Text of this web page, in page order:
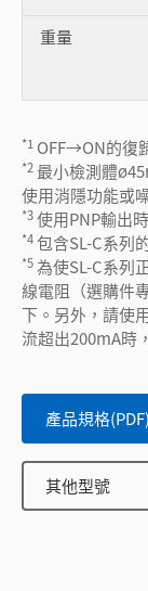
重量
*1 OFF→ON的復
*2 最小檢測體
使用消隱功能或
*3使用PNP輸出
*4包含SL-C系列
*5 為使SL-C系列
線電阻（選購件
下。另外，請使
流超出200mA時
產品規格(PDF)
其他型號